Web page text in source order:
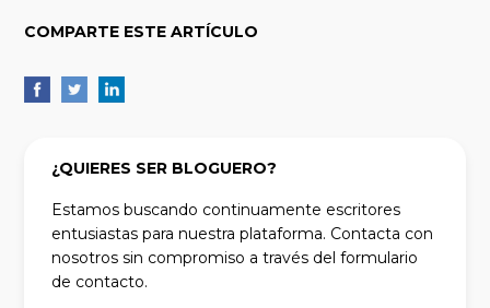
COMPARTE ESTE ARTÍCULO
¿QUIERES SER BLOGUERO?
Estamos buscando continuamente escritores
entusiastas para nuestra plataforma. Contacta con
nosotros sin compromiso a través del formulario
de contacto.